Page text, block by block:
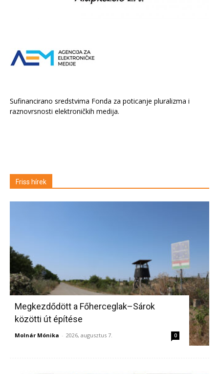
Sufinancirano sredstvima Fonda za poticanje pluralizma i
raznovrsnosti elektroničkih medija.
Friss hírek
Megkezdődött a Főherceglak–Sárok
közötti út építése
Molnár Mónika - 2026, augusztus 7. 0